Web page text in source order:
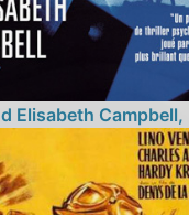
Elisabeth Campbell,